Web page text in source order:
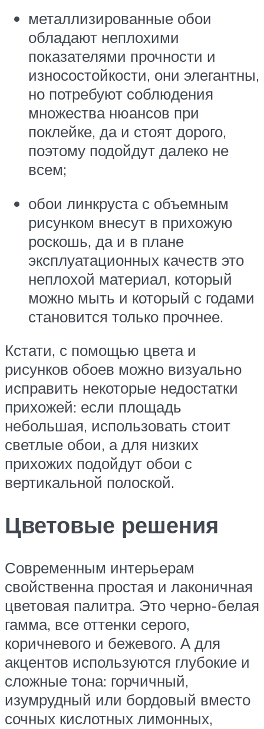
металлизированные обои
обладают неплохими
показателями прочности и
износостойкости, они элегантны,
но потребуют соблюдения
множества нюансов при
поклейке, да и стоят дорого,
поэтому подойдут далеко не
всем;
обои линкруста с объемным
рисунком внесут в прихожую
роскошь, да и в плане
эксплуатационных качеств это
неплохой материал, который
можно мыть и который с годами
становится только прочнее.
Кстати, с помощью цвета и
рисунков обоев можно визуально
исправить некоторые недостатки
прихожей: если площадь
небольшая, использовать стоит
светлые обои, а для низких
прихожих подойдут обои с
вертикальной полоской.
Цветовые решения
Современным интерьерам
свойственна простая и лаконичная
цветовая палитра. Это черно-белая
гамма, все оттенки серого,
коричневого и бежевого. А для
акцентов используются глубокие и
сложные тона: горчичный,
изумрудный или бордовый вместо
сочных кислотных лимонных,